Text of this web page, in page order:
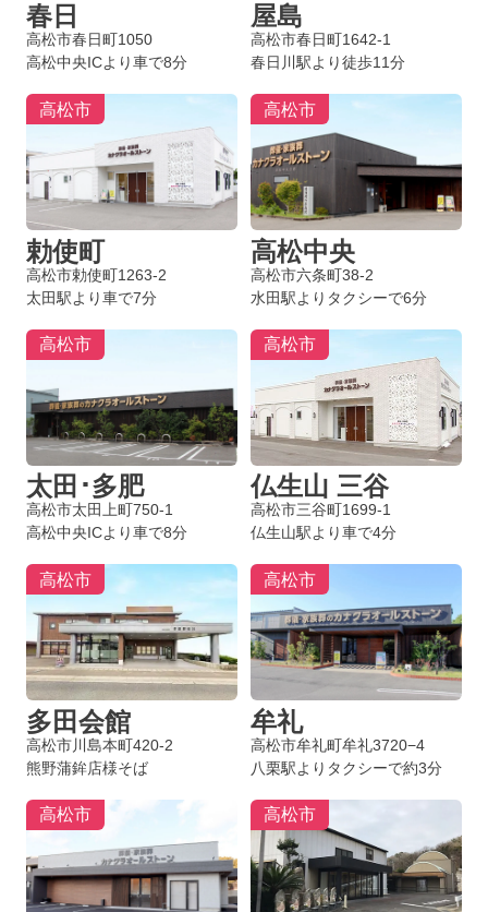
春日
高松市春日町1050
高松中央ICより車で8分
屋島
高松市春日町1642-1
春日川駅より徒歩11分
高松市
勅使町
高松市勅使町1263-2
太田駅より車で7分
高松市
高松中央
高松市六条町38-2
水田駅よりタクシーで6分
高松市
太田･多肥
高松市太田上町750-1
高松中央ICより車で8分
高松市
仏生山 三谷
高松市三谷町1699-1
仏生山駅より車で4分
高松市
多田会館
高松市川島本町420-2
熊野蒲鉾店様そば
高松市
牟礼
高松市牟礼町牟礼3720−4
八栗駅よりタクシーで約3分
高松市 高松市